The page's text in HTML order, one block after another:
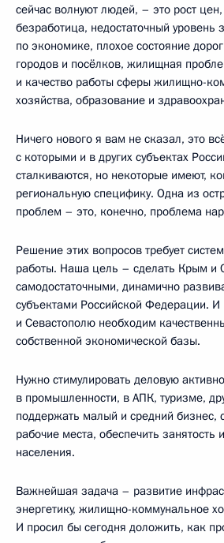
сейчас волнуют людей, – это рост
безработица, недостаточный уровень
по экономике, плохое состояние
городов и посёлков, жилищная
и качество работы сферы жилищно-
хозяйства, образование и
Ничего нового я вам не сказал, это
с которыми и в других субъектах
сталкиваются, но некоторые имеют,
региональную специфику. Одна из
проблем – это, конечно, проблема
Решение этих вопросов требует
работы. Наша цель – сделать Крым и
самодостаточными, динамично
субъектами Российской Федерации. И
и Севастополю необходим
собственной экономической базы.
Нужно стимулировать деловую
в промышленности, в АПК, туризме,
поддержать малый и средний бизнес,
рабочие места, обеспечить занятость
населения.
Важнейшая задача – развитие
энергетику, жилищно-коммунальное
И просил бы сегодня доложить, как